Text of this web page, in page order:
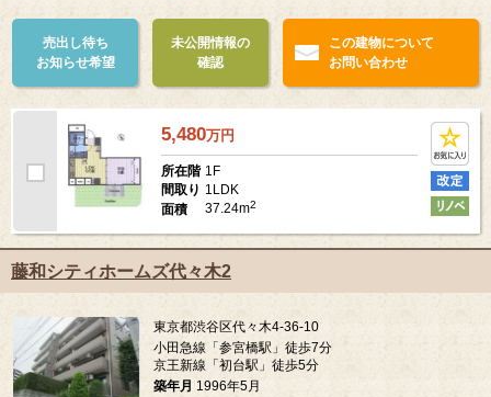
売出し待ち
お知らせ希望
未公開情報の
確認
この建物について
お問い合わせ
5,480万円
所在階 1F
間取り 1LDK
面積
37.24m2
藤和シティホームズ代々木2
東京都渋谷区代々木4-36-10
小田急線「参宮橋駅」徒歩7分
京王新線「初台駅」徒歩5分
築年月 1996年5月